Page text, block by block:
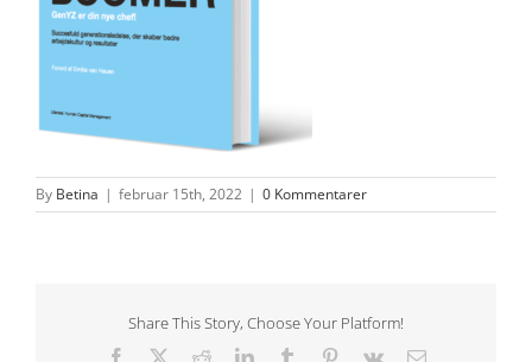
By Betina | februar 15th, 2022 | 0 Kommentarer
Share This Story, Choose Your Platform!
Facebook RedditLinkedInTumblr Pinterest
Vk
E-